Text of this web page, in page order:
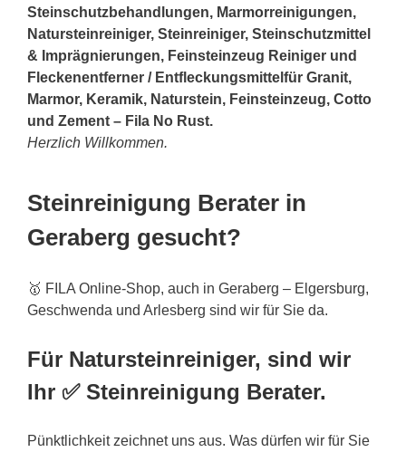
Steinschutzbehandlungen, Marmorreinigungen,
Natursteinreiniger, Steinreiniger, Steinschutzmittel
& Imprägnierungen, Feinsteinzeug Reiniger und
Fleckenentferner / Entfleckungsmittelfür Granit,
Marmor, Keramik, Naturstein, Feinsteinzeug, Cotto
und Zement – Fila No Rust.
Herzlich Willkommen.
Steinreinigung Berater in
Geraberg gesucht?
🥇 FILA Online-Shop, auch in Geraberg – Elgersburg,
Geschwenda und Arlesberg sind wir für Sie da.
Für Natursteinreiniger, sind wir
Ihr ✅ Steinreinigung Berater.
Pünktlichkeit zeichnet uns aus. Was dürfen wir für Sie